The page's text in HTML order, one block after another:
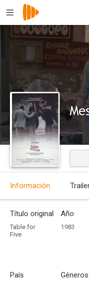
Información
Título original
Table for
Five
Año
1983
País Géneros